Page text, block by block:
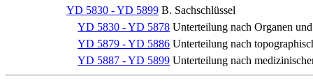
YD 5830 - YD 5899 B. Sachschlüssel
YD 5830 - YD 5878 Unterteilung nach Organen
YD 5879 - YD 5886 Unterteilung nach
YD 5887 - YD 5899 Unterteilung nach